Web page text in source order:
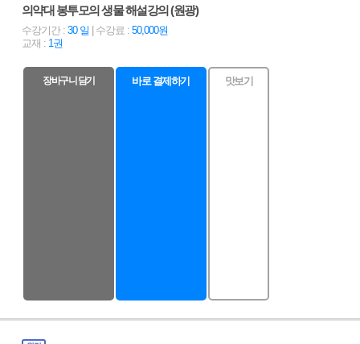
의약대 봉투모의 생물 해설강의 (원광)
수강기간 : 30 일 | 수강료 : 50,000원
교재 : 1권
장바구니 담기 바로 결제하기 맛보기